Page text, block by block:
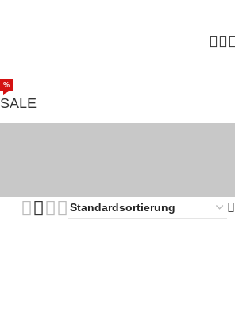
SALE
%